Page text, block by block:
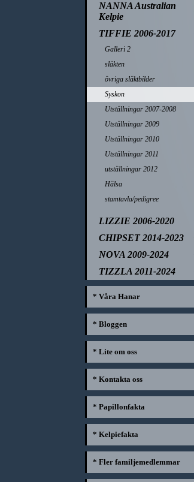
NANNA Australian
Kelpie
TIFFIE 2006-2017
Galleri 2
släkten
övriga släktbilder
Syskon
Utställningar 2007-2008
Utställningar 2009
Utställningar 2010
Utställningar 2011
utställningar 2012
Hälsa
stamtavla/pedigree
LIZZIE 2006-2020
CHIPSET 2014-2023
NOVA 2009-2024
TIZZLA 2011-2024
* Våra Hanar
* Bloggen
* Lite om oss
* Kontakta oss
* Papillonfakta
* Kelpiefakta
* Fler familjemedlemmar